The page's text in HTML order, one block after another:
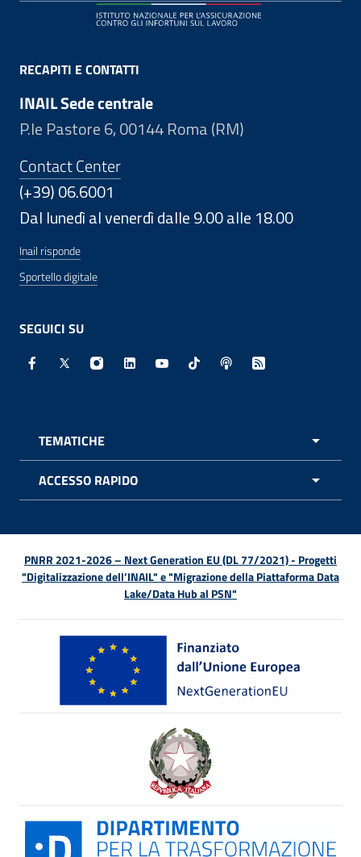
RECAPITI E CONTATTI
INAIL Sede centrale
P.le Pastore 6, 00144 Roma (RM)
Contact Center
(+39) 06.6001
Dal lunedì al venerdì dalle 9.00 alle 18.00
Inail risponde
Sportello digitale
SEGUICI SU
Facebook - Sito esterno - Apertura in nuova finestra
X - Sito esterno - Apertura in nuova finestra
Instagram - Sito esterno - Apertura in
Linkedin - Sito esterno - Apertura in
Youtube - Sito esterno -
TikTok - Sito esterno -
Spreaker - Sito
Feed RSS -
TEMATICHE
ACCESSO RAPIDO
PNRR 2021-2026 – Next Generation EU (DL 77/2021) - Progetti
"Digitalizzazione dell’INAIL" e "Migrazione della Piattaforma Data
Lake/Data Hub al PSN"